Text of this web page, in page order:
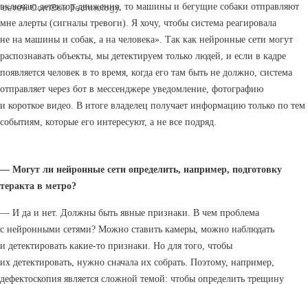
сетей ComBox Technology.
включаю детектор движения, то машины и бегущие собаки отправляют
мне алерты (сигналы тревоги). Я хочу, чтобы система реагировала
не на машины и собак, а на человека». Так как нейронные сети могут
распознавать объекты, мы детектируем только людей, и если в кадре
появляется человек в то время, когда его там быть не должно, система
отправляет через бот в мессенджере уведомление, фотографию
и короткое видео. В итоге владелец получает информацию только по тем
событиям, которые его интересуют, а не все подряд.
— Могут ли нейронные сети определить, например, подготовку
теракта в метро?
— И да и нет. Должны быть явные признаки. В чем проблема
с нейронными сетями? Можно ставить камеры, можно наблюдать
и детектировать какие-то признаки. Но для того, чтобы
их детектировать, нужно сначала их собрать. Поэтому, например,
дефектоскопия является сложной темой: чтобы определить трещину